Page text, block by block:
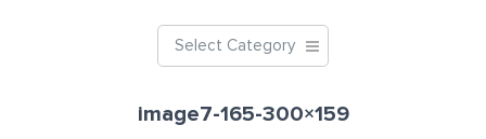
Select Category
image7-165-300×159